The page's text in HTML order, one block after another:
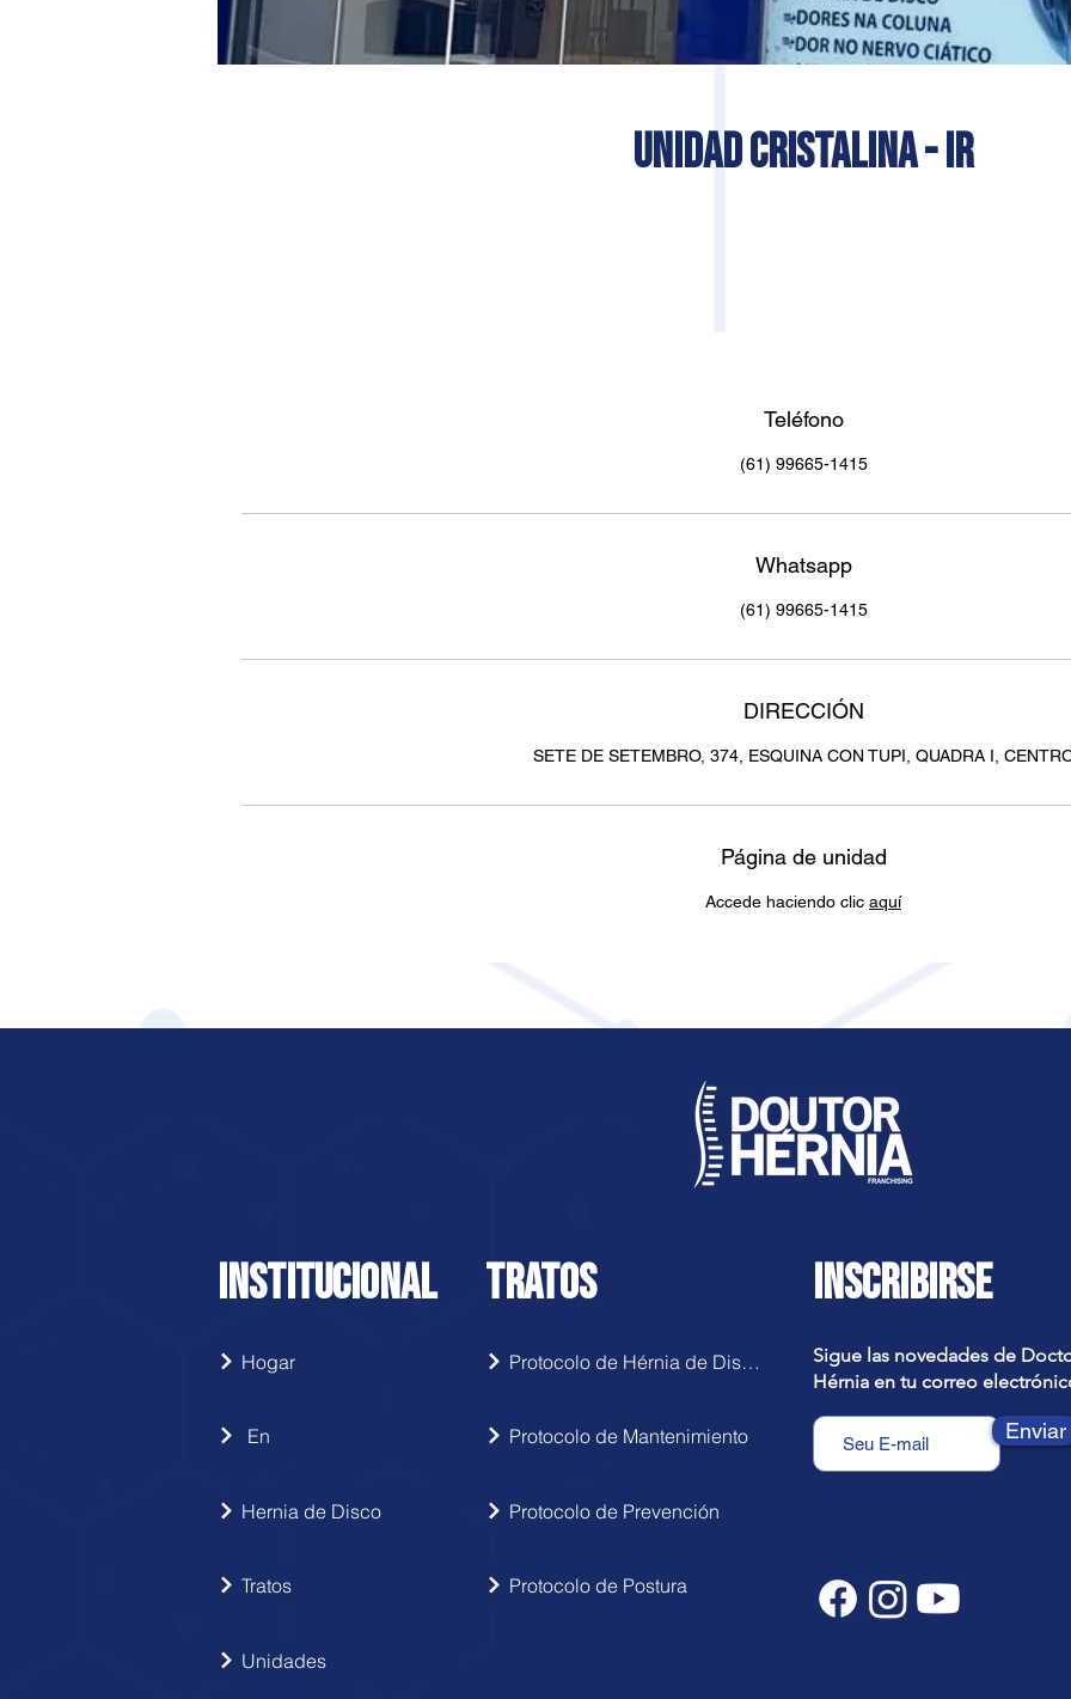
UNIDAD CRISTALINA - IR
Teléfono
(61) 99665-1415
Whatsapp
(61) 99665-1415
DIRECCIÓN
SETE DE SETEMBRO, 374, ESQUINA CON TUPI, QUADRA I,
Página de unidad
Accede haciendo clic aquí
INSTITUCIONAL TRATOS INSCRIBIRSE
Hogar
En
Hernia de Disco
Tratos
Unidades
Protocolo de Hérnia de Disco
Protocolo de Mantenimiento
Protocolo de Prevención
Protocolo de Postura
Sigue las novedades de
Hérnia en tu correo
Enviar